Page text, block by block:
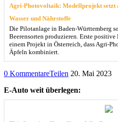
Agri-Photovoltaik: Modellprojekt setzt
Wasser und Nährstoffe
Die Pilotanlage in Baden-Württemberg
Beerensorten produzieren. Erste
einem Projekt in Österreich, dass Agri-
Äpfeln kombiniert.
0 KommentareTeilen 20. Mai 2023
E-Auto weit überlegen: